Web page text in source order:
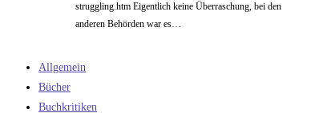
struggling.htm Eigentlich keine Überraschung, bei den
anderen Behörden war es…
Allgemein
Bücher
Buchkritiken